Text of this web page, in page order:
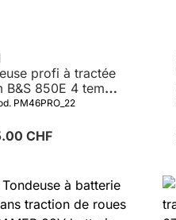
profi à tractée
B&S 850E 4 temps
PM46PRO_22
CHF